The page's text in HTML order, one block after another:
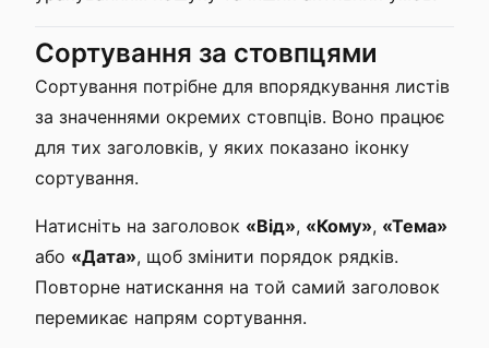
Сортування за стовпцями
Сортування потрібне для впорядкування листів
за значеннями окремих стовпців. Воно працює
для тих заголовків, у яких показано іконку
сортування.
Натисніть на заголовок «Від», «Кому», «Тема»
або «Дата», щоб змінити порядок рядків.
Повторне натискання на той самий заголовок
перемикає напрям сортування.